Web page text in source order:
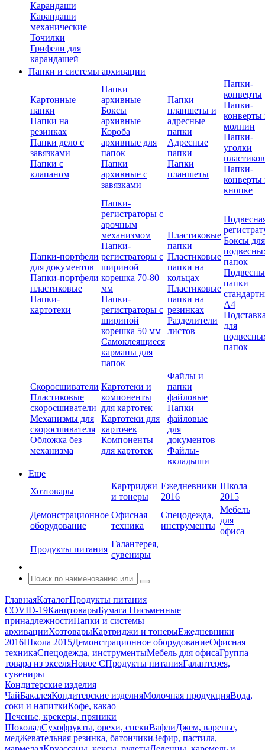
Карандаши
Карандаши
механические
Точилки
Грифели для
карандашей
Папки и системы архивации
Картонные
папки
Папки на
резинках
Папки дело с
завязками
Папки с
клапаном
Папки
архивные
Боксы
архивные
Короба
архивные для
папок
Папки
архивные с
завязками
Папки
планшеты и
адресные
папки
Адресные
папки
Папки
планшеты
Папки-
конверты
Папки-
конверты
молнии
Папки-
уголки
Папки-
конверты
кнопке
Папки-портфели
для документов
Папки-портфели
пластиковые
Папки-
картотеки
Папки-
регистраторы с
арочным
механизмом
Папки-
регистраторы с
шириной
корешка 70-80
мм
Папки-
регистраторы с
шириной
корешка 50 мм
Самоклеящиеся
карманы для
папок
Пластиковые
папки
Пластиковые
папки на
кольцах
Пластиковые
папки на
резинках
Разделители
листов
Боксы для
папок
папки
А4
для
папок
Скоросшиватели
Пластиковые
скоросшиватели
Механизмы для
скоросшивателя
Обложка без
механизма
Картотеки и
компоненты
для картотек
Картотеки для
карточек
Компоненты
для картотек
Файлы и
папки
файловые
Папки
файловые
для
документов
Файлы-
вкладыши
Еще
Хозтовары
Картриджи
и тонеры
Ежедневники
2016
Школа
2015
Демонстрационное
оборудование
Офисная
техника
Спецодежда,
инструменты
Мебель
для
офиса
Продукты питания
Галантерея,
сувениры
ГлавнаяКаталогПродукты питания
COVID-19КанцтоварыБумага Письменные
принадлежностиПапки и системы
архивацииХозтоварыКартриджи и тонерыЕжедневники
2016Школа 2015Демонстрационное оборудованиеОфисная
техникаСпецодежда, инструментыМебель для офисаГруппа
товара из экселяНовое СПродукты питанияГалантерея,
сувениры
Кондитерские изделия
ЧайБакалеяКондитерские изделияМолочная продукцияВода,
соки и напиткиКофе, какао
Печенье, крекеры, пряники
ШоколадСухофрукты, орехи, снекиВафлиДжем, варенье,
медЖевательная резинка, батончикиЗефир, пастила,